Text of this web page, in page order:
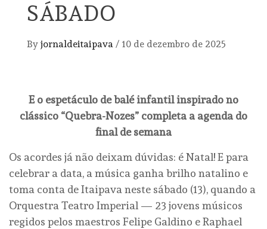
SÁBADO
By jornaldeitaipava / 10 de dezembro de 2025
E o espetáculo de balé infantil inspirado no
clássico “Quebra-Nozes” completa a agenda do
final de semana
Os acordes já não deixam dúvidas: é Natal! E para
celebrar a data, a música ganha brilho natalino e
toma conta de Itaipava neste sábado (13), quando a
Orquestra Teatro Imperial — 23 jovens músicos
regidos pelos maestros Felipe Galdino e Raphael